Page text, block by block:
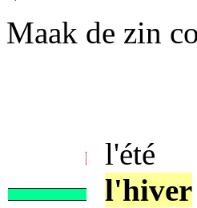
Maak de zin
l'été
l'hiver